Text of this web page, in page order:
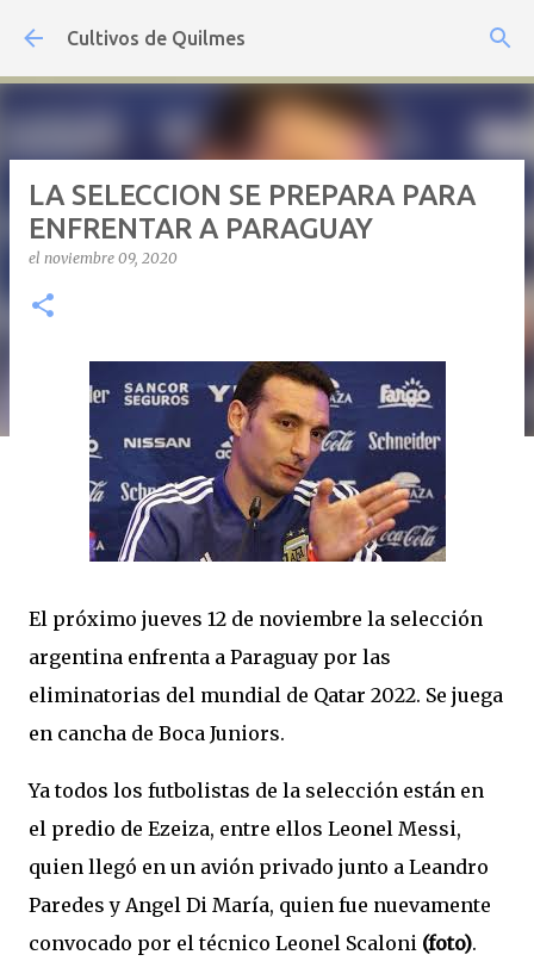
Ir al contenido principal
Cultivos de Quilmes
LA SELECCION SE PREPARA PARA
ENFRENTAR A PARAGUAY
el noviembre 09, 2020
El próximo jueves 12 de noviembre la selección
argentina enfrenta a Paraguay por las
eliminatorias del mundial de Qatar 2022. Se juega
en cancha de Boca Juniors.
Ya todos los futbolistas de la selección están en
el predio de Ezeiza, entre ellos Leonel Messi,
quien llegó en un avión privado junto a Leandro
Paredes y Angel Di María, quien fue nuevamente
convocado por el técnico Leonel Scaloni (foto).